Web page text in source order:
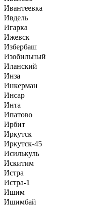
Ивантеевка
Ивдель
Игарка
Ижевск
Избербаш
Изобильный
Иланский
Инза
Инкерман
Инсар
Инта
Ипатово
Ирбит
Иркутск
Иркутск-45
Исилькуль
Искитим
Истра
Истра-1
Ишим
Ишимбай